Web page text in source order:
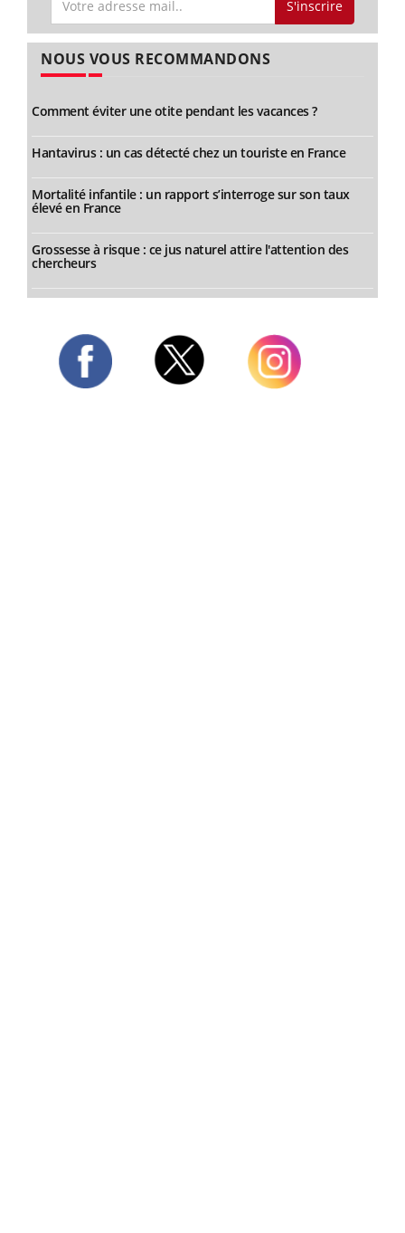
S'inscrire
NOUS VOUS RECOMMANDONS
Comment éviter une otite pendant les vacances ?
Hantavirus : un cas détecté chez un touriste en France
Mortalité infantile : un rapport s’interroge sur son taux
élevé en France
Grossesse à risque : ce jus naturel attire l'attention des
chercheurs